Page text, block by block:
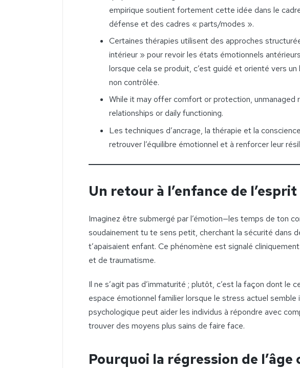
empirique soutient fortement cette idée dans le
défense et des cadres « parts/modes ».
Certaines thérapies utilisent des approches
intérieur » pour revoir les états émotionnels
lorsque cela se produit, c’est guidé et orienté vers
non contrôlée.
While it may offer comfort or protection, unmanaged
relationships or daily functioning.
Les techniques d’ancrage, la thérapie et la
retrouver l’équilibre émotionnel et à renforcer leur
Un retour à l’enfance de l’esprit
Imaginez être submergé par l’émotion—les temps de ton
soudainement tu te sens petit, cherchant la sécurité dans
t’apaisaient enfant. Ce phénomène est signalé
et de traumatisme.
Il ne s’agit pas d’immaturité ; plutôt, c’est la façon dont le
espace émotionnel familier lorsque le stress actuel semble
psychologique peut aider les individus à répondre avec
trouver des moyens plus sains de faire face.
Pourquoi la régression de l’âge